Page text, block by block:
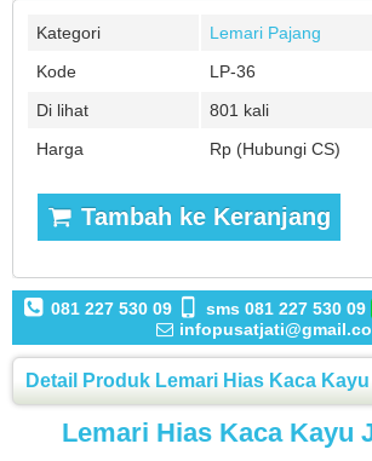
Kategori
Lemari Pajang
Kode
LP-36
Di lihat
801 kali
Harga
Rp (Hubungi CS)
Tambah ke Keranjang
081 227 530 09 sms 081 227 530 09
Detail Produk Lemari Hias Kaca
Lemari Hias Kaca Kayu